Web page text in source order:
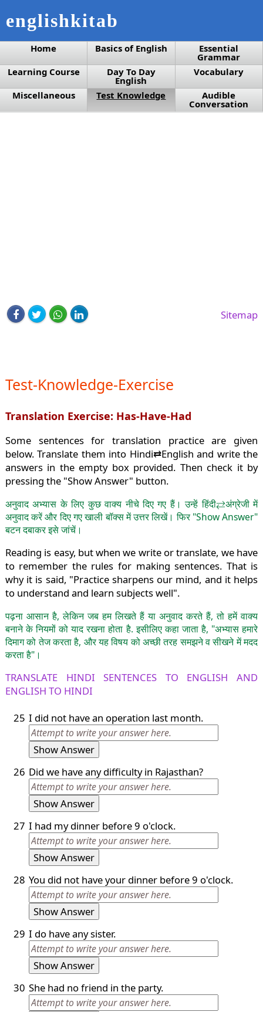
englishkitab
Home Basics of English Essential
Grammar
Learning Course
Day To Day
English
Vocabulary
Miscellaneous
Test Knowledge Audible
Conversation
Sitemap
Test-Knowledge-Exercise
Translation Exercise: Has-Have-Had
Some sentences for translation practice are given
below. Translate them into Hindi⇄English and write the
answers in the empty box provided. Then check it by
pressing the "Show Answer" button.
अनुवाद अभ्यास के लिए कुछ वाक्य नीचे दिए गए हैं। उन्हें हिंदी⇄अंग्रेजी में
अनुवाद करें और दिए गए खाली बॉक्स में उत्तर लिखें। फिर "Show Answer"
बटन दबाकर इसे जांचें।
Reading is easy, but when we write or translate, we have
to remember the rules for making sentences. That is
why it is said, "Practice sharpens our mind, and it helps
to understand and learn subjects well".
पढ़ना आसान है, लेकिन जब हम लिखते हैं या अनुवाद करते हैं, तो हमें वाक्य
बनाने के नियमों को याद रखना होता है. इसीलिए कहा जाता है, "अभ्यास हमारे
दिमाग को तेज करता है, और यह विषय को अच्छी तरह समझने व सीखने में मदद
करता है"।
TRANSLATE HINDI SENTENCES TO ENGLISH AND
ENGLISH TO HINDI
25 I did not have an operation last month.
Show Answer
26 Did we have any difficulty in Rajasthan?
Show Answer
27 I had my dinner before 9 o'clock.
Show Answer
28 You did not have your dinner before 9 o'clock.
Show Answer
29 I do have any sister.
Show Answer
30 She had no friend in the party.